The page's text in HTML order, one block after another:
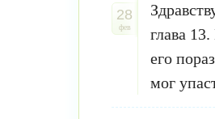
28
фев
глава
его
мог